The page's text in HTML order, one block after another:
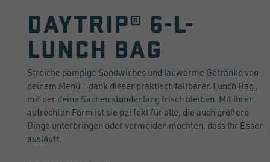
DAYTRIP® 6-L-
LUNCH BAG
Streiche pampige Sandwiches und lauwarme Getränke von
deinem Menü – dank dieser praktisch faltbaren Lunch Bag ,
mit der deine Sachen stundenlang frisch bleiben. Mit ihrer
aufrechten Form ist sie perfekt für alle, die auch größere
Dinge unterbringen oder vermeiden möchten, dass Ihr Essen
ausläuft.